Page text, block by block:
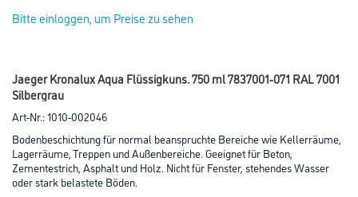
Bitte einloggen, um Preise zu sehen
Jaeger Kronalux Aqua Flüssigkuns. 750 ml 7837001-071 RAL 7001
Silbergrau
Art-Nr.:1010-002046
Bodenbeschichtung für normal beanspruchte Bereiche wie Kellerräume,
Lagerräume, Treppen und Außenbereiche. Geeignet für Beton,
Zementestrich, Asphalt und Holz. Nicht für Fenster, stehendes Wasser
oder stark belastete Böden.